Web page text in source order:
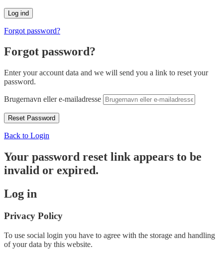
Forgot password?
Forgot password?
Enter your account data and we will send you a link to reset your
password.
Brugernavn eller e-mailadresse
Back to Login
Your password reset link appears to be
invalid or expired.
Log in
Privacy Policy
To use social login you have to agree with the storage and handling
of your data by this website.